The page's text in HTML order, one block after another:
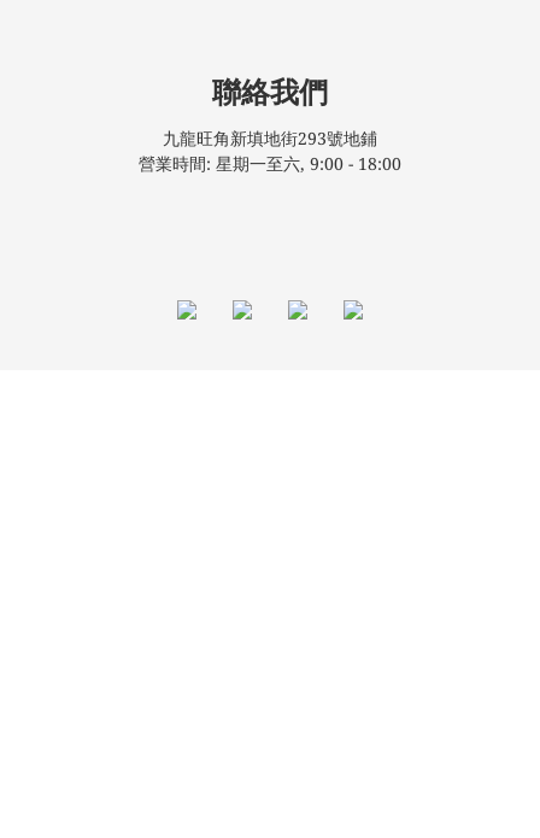
聯絡我們
九龍旺角新填地街293號地鋪
營業時間: 星期一至六, 9:00 - 18:00